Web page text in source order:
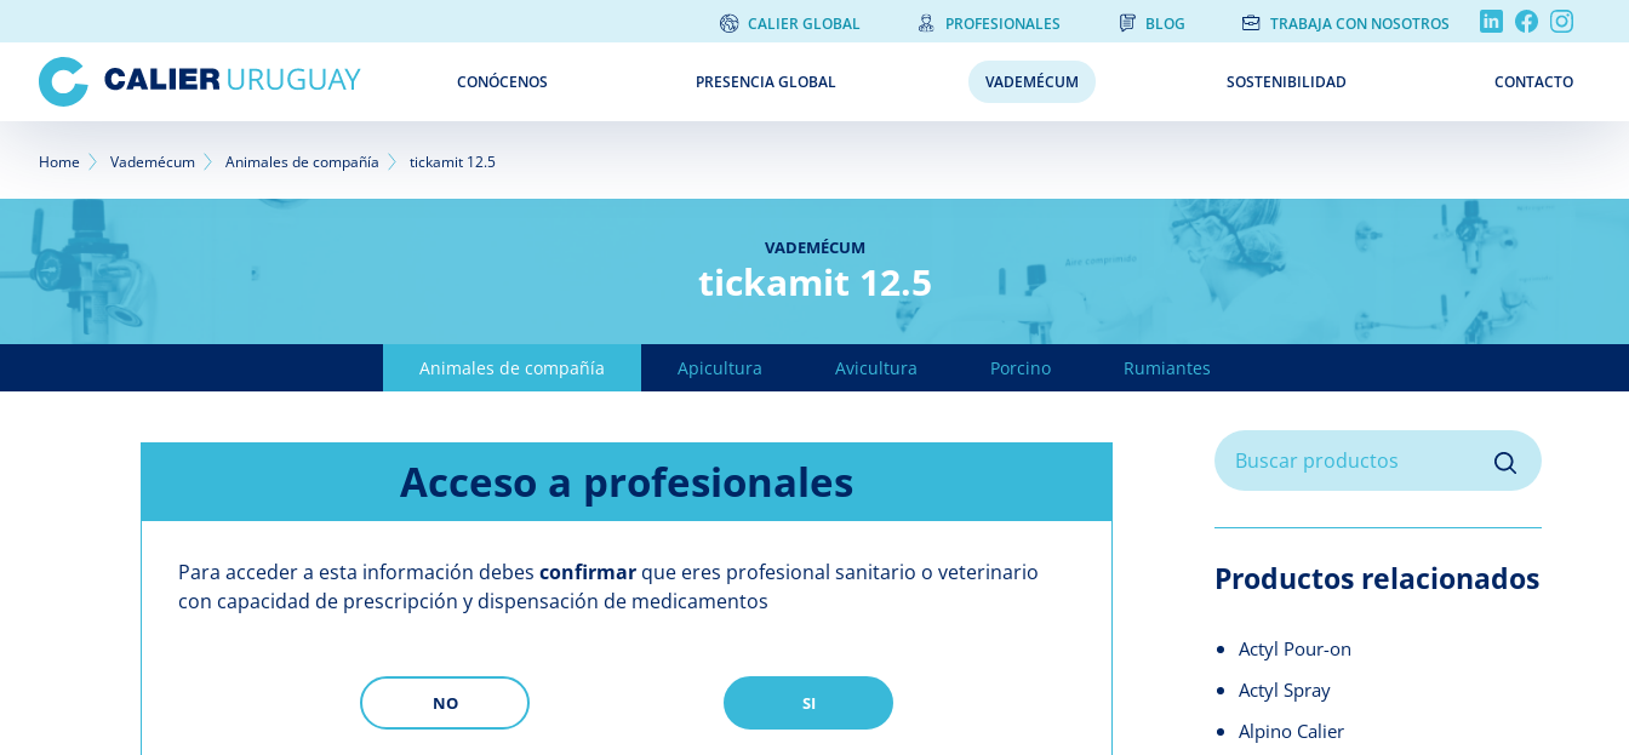
al
contenido
principal
CALIER GLOBAL PROFESIONALES BLOG TRABAJA CON NOSOTROS
CONÓCENOS PRESENCIA GLOBAL VADEMÉCUM SOSTENIBILIDAD CONTACTO
Sobrescribir
enlaces
de
ayuda
a
la
navegación
Home Vademécum Animales de compañía tickamit 12.5
VADEMÉCUM
tickamit 12.5
Animales de compañía Apicultura Avicultura Porcino Rumiantes
Acceso a profesionales
Para acceder a esta información debes confirmar que eres profesional sanitario o veterinario
con capacidad de prescripción y dispensación de medicamentos
NO SI
Productos relacionados
Actyl Pour-on
Actyl Spray
Alpino Calier